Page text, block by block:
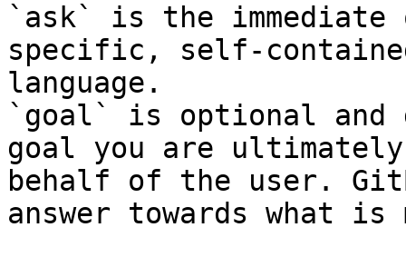
`ask` is the
specific, self-
language.
`goal` is optional and
goal you are
behalf of the user.
answer towards what